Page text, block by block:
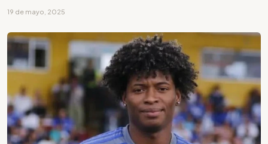
19 de mayo, 2025